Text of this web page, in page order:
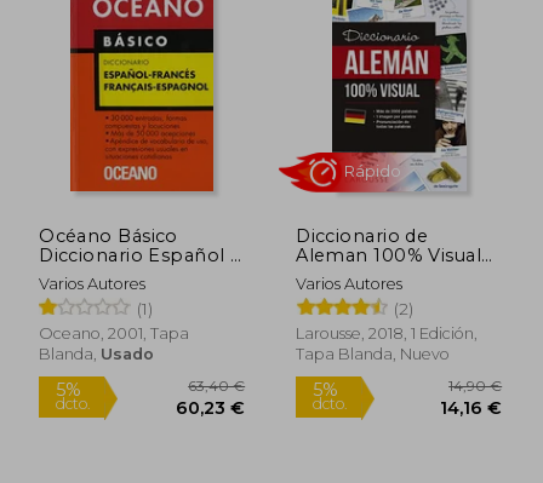
5%
dcto.
Océano Básico
Diccionario Español -
Francés
Varios Autores
(1)
Oceano, 2001, Tapa
Blanda, Usado
Diccionario de
Aleman 100% Visual
(en Alemán, Español)
Varios Autores
(2)
Larousse, 2018, 1 Edición,
Tapa Blanda, Nuevo